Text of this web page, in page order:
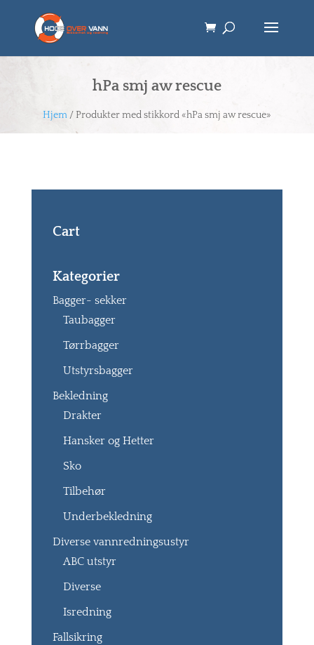
hPa smj aw rescue
Hjem/ Produkter med stikkord «hPa smj aw rescue»
Cart
Kategorier
Bagger- sekker
Taubagger
Tørrbagger
Utstyrsbagger
Bekledning
Drakter
Hansker og Hetter
Sko
Tilbehør
Underbekledning
Diverse vannredningsustyr
ABC utstyr
Diverse
Isredning
Fallsikring